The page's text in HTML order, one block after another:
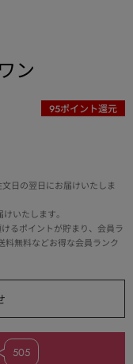
ン
95ポイント還元
日の翌日にお届けいたしま
いたします。
るポイントが貯まり、会員ラ
料無料などお得な会員ランク
505